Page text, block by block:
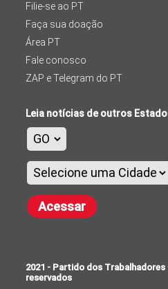
Filie-se ao PT
Faça sua doação
Área PT
Fale conosco
ZAP e Telegram do PT
Leia notícias de outros
Acessar
2021 - Partido dos
reservados